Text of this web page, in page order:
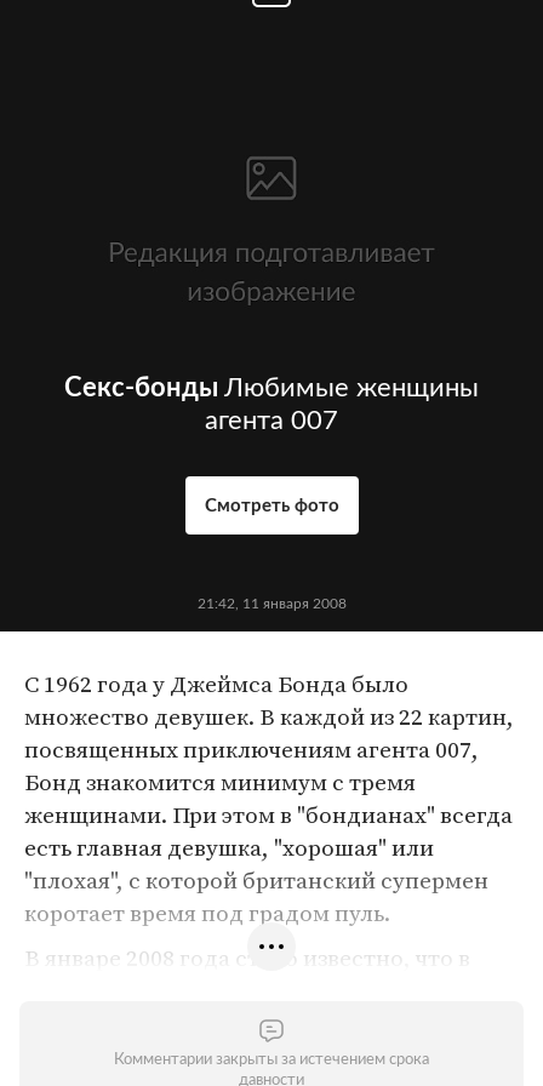
Секс-бонды Любимые женщины
агента 007
Смотреть фото
21:42, 11 января 2008
С 1962 года у Джеймса Бонда было
множество девушек. В каждой из 22 картин,
посвященных приключениям агента 007,
Бонд знакомится минимум с тремя
женщинами. При этом в "бондианах" всегда
есть главная девушка, "хорошая" или
"плохая", с которой британский супермен
коротает время под градом пуль.
В январе 2008 года стало известно, что в
которой еще даже нет официального
названия, девушку британского шпиона
Комментарии закрыты за истечением срока
давности